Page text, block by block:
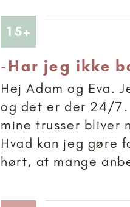
15+
-Har jeg ikke
Hej Adam og Eva.
og det er der 24/7.
mine trusser bliver
Hvad kan jeg gøre
hørt, at mange